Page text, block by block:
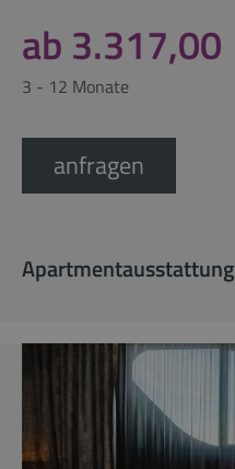
ab 3.317,00
3 - 12 Monate
anfragen
Apartmentausstattung